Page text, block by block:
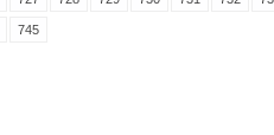
745